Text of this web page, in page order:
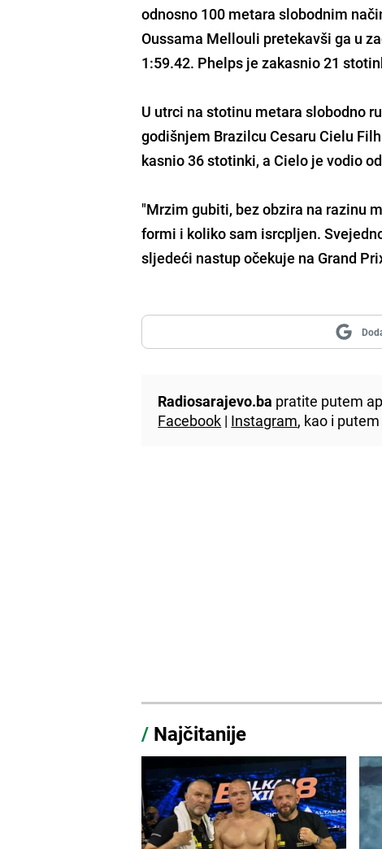
odnosno 100 metara slobodnim
Oussama Mellouli pretekavši ga u
1:59.42. Phelps je zakasnio 21
U utrci na stotinu metara slobodno
godišnjem Brazilcu Cesaru Cielu
kasnio 36 stotinki, a Cielo je vodio
"Mrzim gubiti, bez obzira na razinu
formi i koliko sam isrcpljen.
sljedeći nastup očekuje na Grand
Radiosarajevo.ba pratite putem
Facebook | Instagram, kao i
/ Najčitanije